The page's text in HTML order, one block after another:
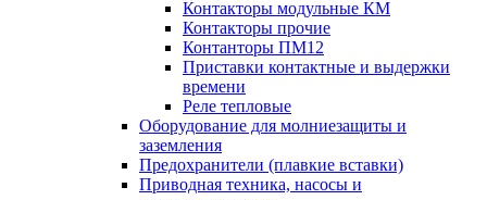
Контакторы модульные КМ
Контакторы прочие
Контанторы ПМ12
Приставки контактные и выдержки
времени
Реле тепловые
Оборудование для молниезащиты и
заземления
Предохранители (плавкие вставки)
Приводная техника, насосы и